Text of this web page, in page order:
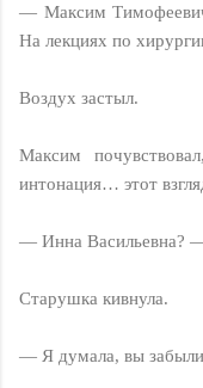
— Максим
На лекциях по
Воздух застыл.
Максим
интонация… этот
— Инна Васильевна?
Старушка кивнула.
— Я думала, вы